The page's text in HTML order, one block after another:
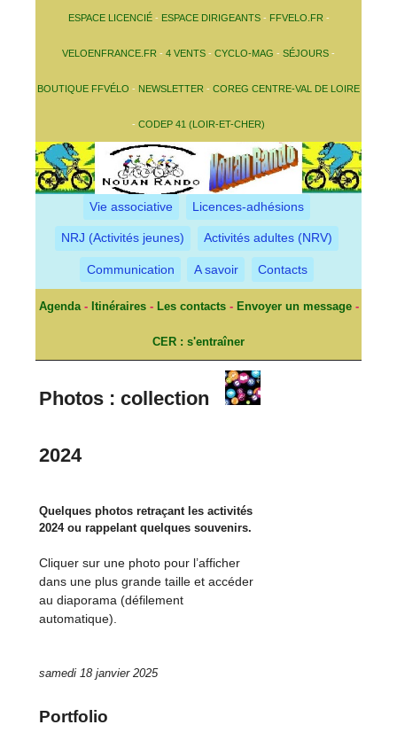
ESPACE LICENCIÉ- ESPACE DIRIGEANTS- FFVELO.FR -
VELOENFRANCE.FR - 4 VENTS - CYCLO-MAG - SÉJOURS -
BOUTIQUE FFVÉLO - NEWSLETTER - COREG CENTRE-VAL DE LOIRE
- CODEP 41 (LOIR-ET-CHER)
Vie associative Licences-adhésions
NRJ (Activités jeunes) Activités adultes (NRV)
Communication A savoir Contacts
Agenda- Itinéraires- Les contacts- Envoyer un message-
CER : s'entraîner
Photos : collection
2024
Quelques photos retraçant les activités
2024 ou rappelant quelques souvenirs.
Cliquer sur une photo pour l’afficher
dans une plus grande taille et accéder
au diaporama (défilement
automatique).
samedi 18 janvier 2025
Portfolio